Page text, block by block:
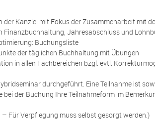
der Kanzlei mit Fokus der Zusammenarbeit mit
Finanzbuchhaltung, Jahresabschluss und
Buchungsliste
der täglichen Buchhaltung mit Übungen
in allen Fachbereichen bzgl. evtl.
durchgeführt. Eine Teilnahme ist
bei der Buchung Ihre Teilnahmeform im
Für Verpflegung muss selbst gesorgt werden.)